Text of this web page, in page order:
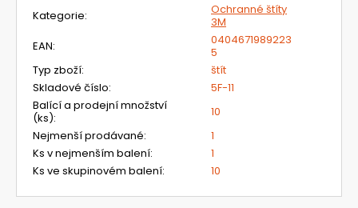
Kategorie:
Ochranné štíty
3M
EAN:
0404671989223
5
Typ zboží:
štít
Skladové číslo:
5F-11
Balící a prodejní množství
(ks):
10
Nejmenší prodávané:
1
Ks v nejmenším balení:
1
Ks ve skupinovém balení: 10
CLEANAIR
KUKLOU
CA-
YOGA
814,68
Kč
Původně:
Kč